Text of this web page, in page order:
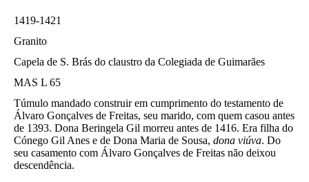
1419-1421
Granito
Capela de S. Brás do claustro da Colegiada de Guimarães
MAS L 65
Túmulo mandado construir em cumprimento do testamento de
Álvaro Gonçalves de Freitas, seu marido, com quem casou antes
de 1393. Dona Beringela Gil morreu antes de 1416. Era filha do
Cónego Gil Anes e de Dona Maria de Sousa, dona viúva. Do
seu casamento com Álvaro Gonçalves de Freitas não deixou
descendência.